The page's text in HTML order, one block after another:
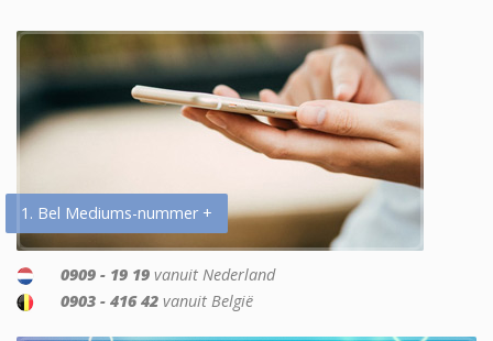
1. Bel Mediums-nummer +
0909 - 19 19 vanuit Nederland
0903 - 416 42 vanuit België